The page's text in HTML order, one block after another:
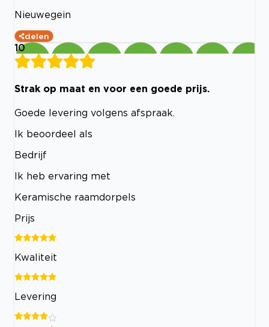
Nieuwegein
delen
10
Strak op maat en voor een goede prijs.
Goede levering volgens afspraak.
Ik beoordeel als
Bedrijf
Ik heb ervaring met
Keramische raamdorpels
Prijs
Kwaliteit
Levering